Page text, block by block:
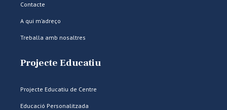
Contacte
A qui m’adreço
Treballa amb nosaltres
Projecte Educatiu
Projecte Educatiu de Centre
Educació Personalitzada